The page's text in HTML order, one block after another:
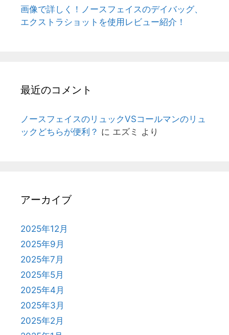
画像で詳しく！ノースフェイスのデイバッグ、
エクストラショットを使用レビュー紹介！
最近のコメント
ノースフェイスのリュックVSコールマンのリュ
ックどちらが便利？ に エズミ より
アーカイブ
2025年12月
2025年9月
2025年7月
2025年5月
2025年4月
2025年3月
2025年2月